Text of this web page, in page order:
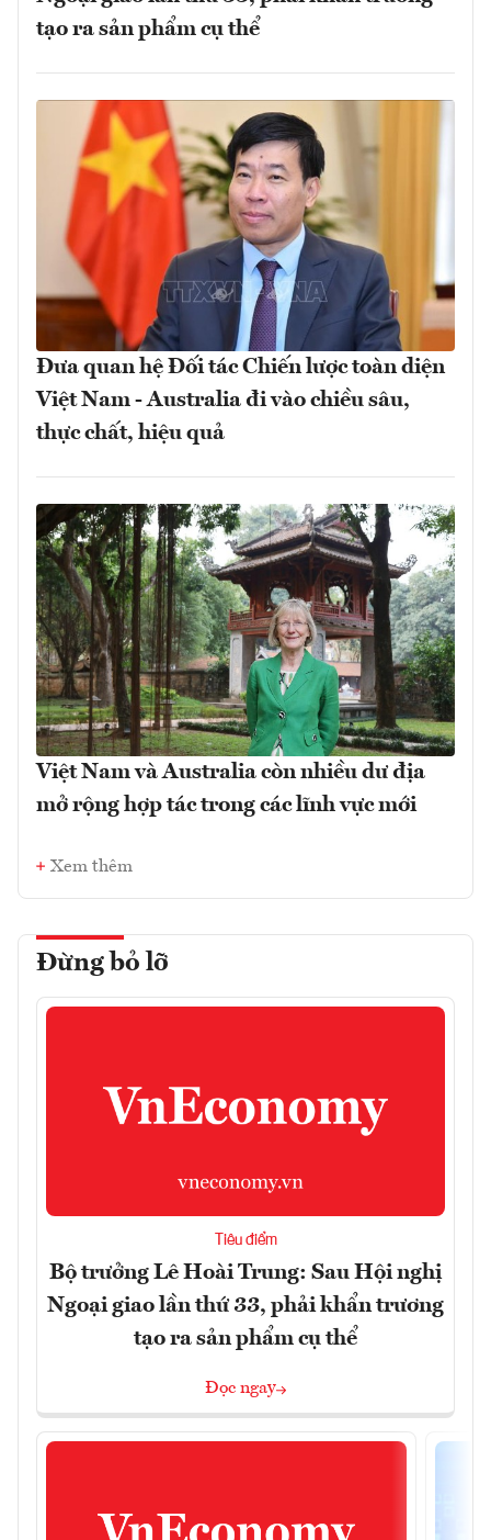
tạo ra sản phẩm cụ thể
Đưa quan hệ Đối tác Chiến lược toàn diện
Việt Nam - Australia đi vào chiều sâu,
thực chất, hiệu quả
Việt Nam và Australia còn nhiều dư địa
mở rộng hợp tác trong các lĩnh vực mới
Xem thêm
Đừng bỏ lỡ
Tiêu điểm
Bộ trưởng Lê Hoài Trung: Sau Hội nghị
Ngoại giao lần thứ 33, phải khẩn trương
tạo ra sản phẩm cụ thể
Đọc ngay